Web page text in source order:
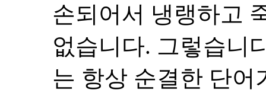
손되어서 냉랭하고
없습니다. 그렇습니
는 항상 순결한 단어